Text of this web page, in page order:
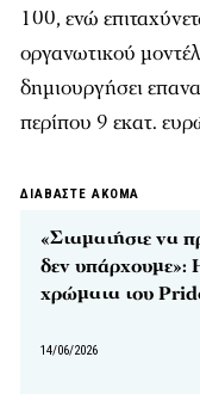
100, ενώ
οργανωτικού
δημιουργήσει
περίπου 9 εκατ.
ΔΙΑΒΑΣΤΕ ΑΚΟΜΑ
«Σταματήστε να
δεν υπάρχουμε»:
χρώματα του
14/06/2026